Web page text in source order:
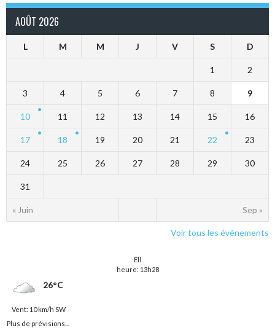
AOÛT 2026
L M M J V S D
« Juin Sep »
1 2
3 4 5 6 7 8 9
10 11 12 13 14 15 16
17 18 19 20 21 22 23
24 25 26 27 28 29 30
31
Voir tous les évènements
Ell
heure: 13h28
26°C
Vent: 10 km/h SW
Plus de prévisions...